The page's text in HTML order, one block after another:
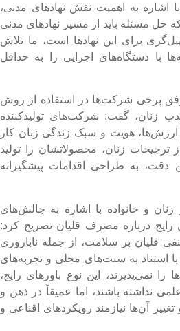
اشاره به اهمیت نقش نهادهای مدنی،
حل مسئله باید از مسیر نهادهای مدنی
برای این نهادها است، ما تلاش
با دستگاه‌های اجرایی را به حداقل
برخی شرکت‌ها در استفاده از روش
زنان، گفت: شرکت‌های تولیدکننده
هویت و سبک زندگی زنان کار
زنان، محصولاتشان را تولید
دقت، به طراحی اقدامات پیشگیرانه
و خانواده با اشاره به چالش‌های
رایج درباره مصرف قلیان تصریح کرد:
قلیان بر سلامت، از جمله ناباروری
استناد به سنت‌های محلی و تجربه‌های
را نمی‌پذیرند، این نوع باورهای رایج،
نداشته باشند، اما عمیقاً در ذهن و
آن‌ها نیازمند رویکردهای اقناعی و